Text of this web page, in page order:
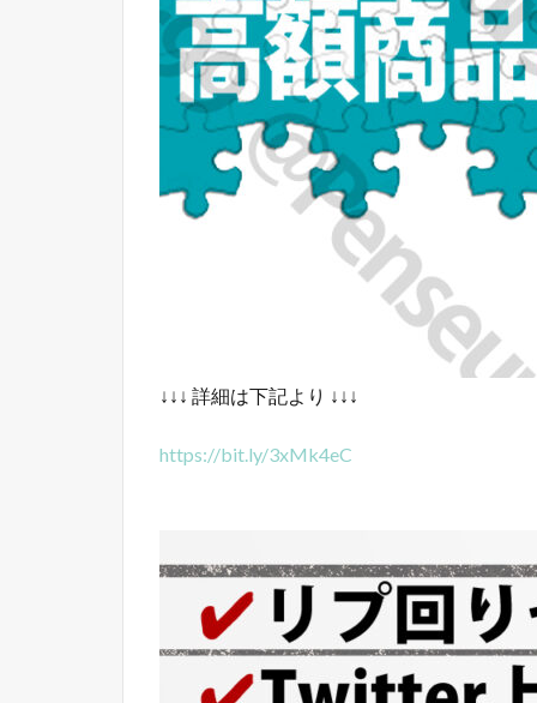
↓↓↓ 詳細は下記より ↓↓↓
https://bit.ly/3xMk4eC